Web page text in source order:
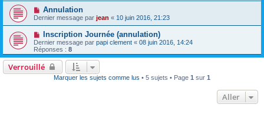
Annulation
Dernier message par jean « 10 juin 2016, 21:23
Inscription Journée (annulation)
Dernier message par papi clement « 08 juin 2016, 14:24
Réponses : 8
Verrouillé
Marquer les sujets comme lus • 5 sujets • Page 1 sur 1
Aller